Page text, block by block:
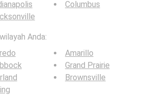
Columbus
Anda:
Amarillo
Grand Prairie
Brownsville